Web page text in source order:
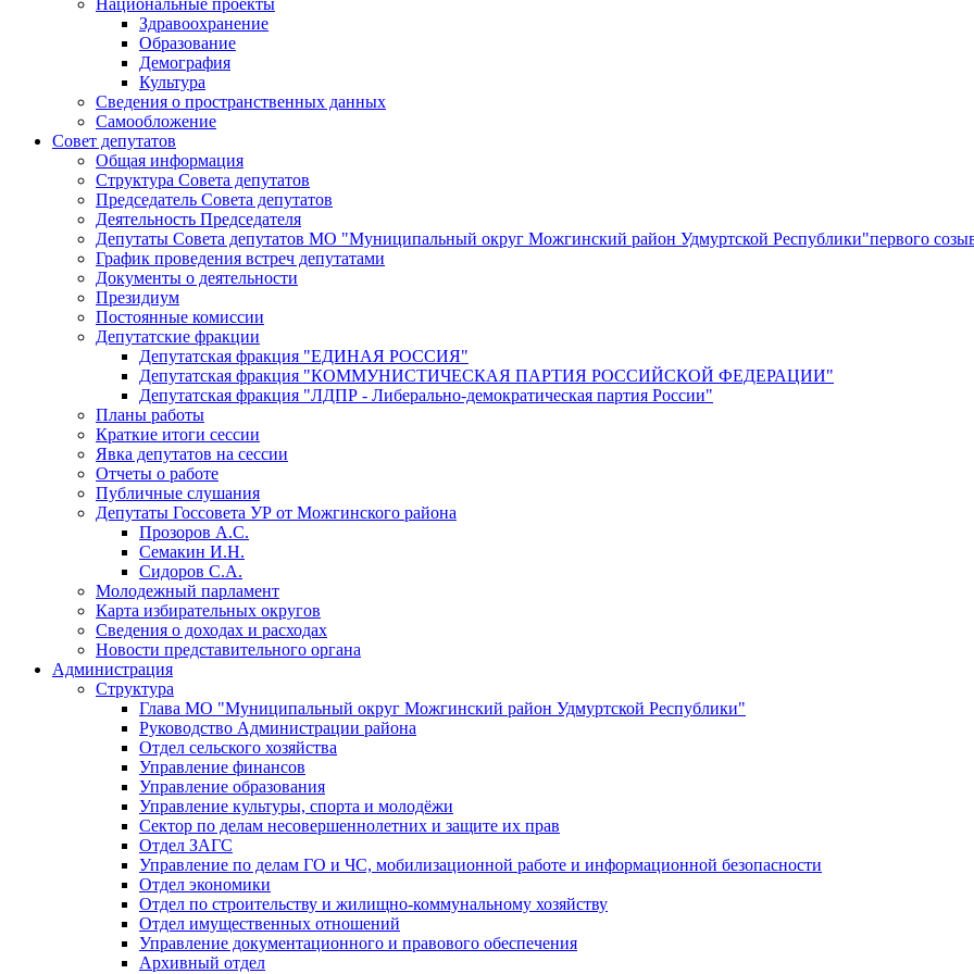
Здравоохранение
Образование
Демография
Культура
Сведения о пространственных данных
Самообложение
Совет депутатов
Общая информация
Структура Совета депутатов
Председатель Совета депутатов
Деятельность Председателя
Депутаты Совета депутатов МО "Муниципальный округ Можгинский район Удмуртской Республики"первого
График проведения встреч депутатами
Документы о деятельности
Президиум
Постоянные комиссии
Депутатские фракции
Депутатская фракция "ЕДИНАЯ РОССИЯ"
Депутатская фракция "КОММУНИСТИЧЕСКАЯ ПАРТИЯ РОССИЙСКОЙ ФЕДЕРАЦИИ"
Депутатская фракция "ЛДПР - Либерально-демократическая партия России"
Планы работы
Краткие итоги сессии
Явка депутатов на сессии
Отчеты о работе
Публичные слушания
Депутаты Госсовета УР от Можгинского района
Прозоров А.С.
Семакин И.Н.
Сидоров С.А.
Молодежный парламент
Карта избирательных округов
Сведения о доходах и расходах
Новости представительного органа
Администрация
Структура
Глава МО "Муниципальный округ Можгинский район Удмуртской Республики"
Руководство Администрации района
Отдел сельского хозяйства
Управление финансов
Управление образования
Управление культуры, спорта и молодёжи
Сектор по делам несовершеннолетних и защите их прав
Отдел ЗАГС
Управление по делам ГО и ЧС, мобилизационной работе и информационной безопасности
Отдел экономики
Отдел по строительству и жилищно-коммунальному хозяйству
Отдел имущественных отношений
Управление документационного и правового обеспечения
Архивный отдел